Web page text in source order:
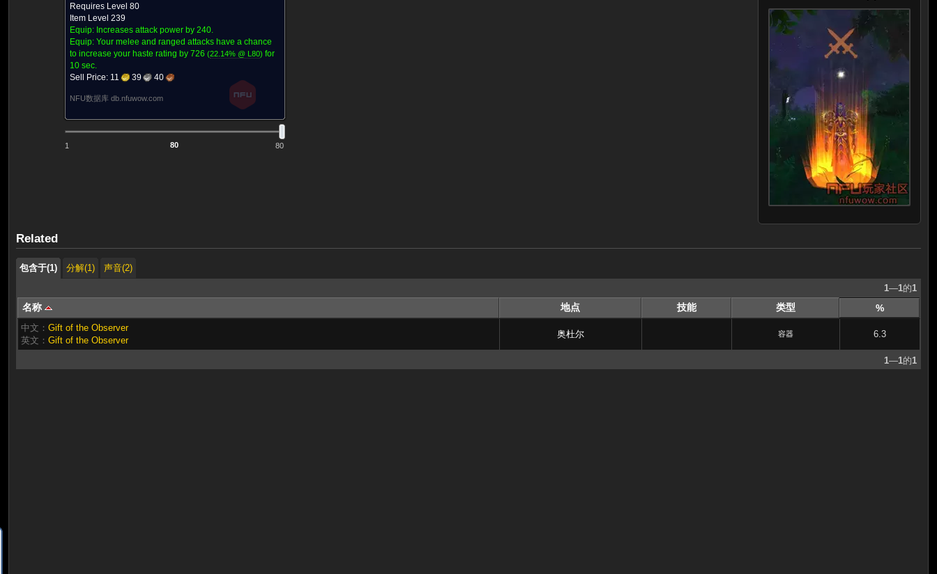
Requires Level 80
Item Level 239
Equip: Increases attack power by 240.
Equip: Your melee and ranged attacks have a chance
to increase your haste rating by 726 (22.14% @ L 80) for
10 sec.
Sell Price: 11 39 40
NFU数据库 db.nfuwow.com
1 80
Related
包含于(1) 分解(1)
声音(2)
1—1的1
名称 地点 技能 类型 %
中文： Gift of the Observer
英文： Gift of the Observer
奥杜尔 容器 6.3
1—1的1